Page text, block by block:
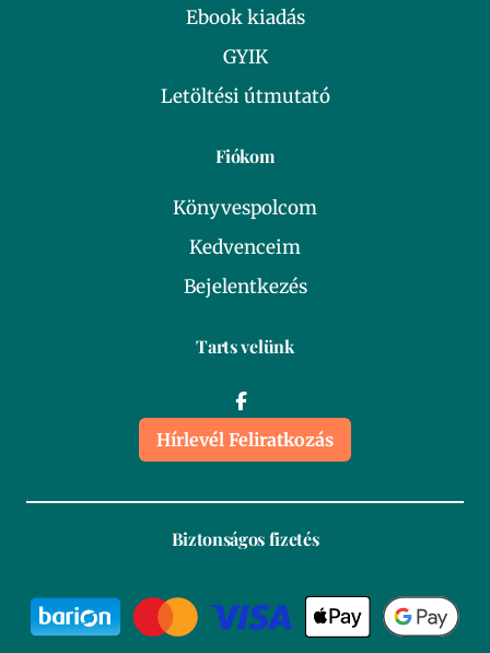
Ebook kiadás
GYIK
Letöltési útmutató
Fiókom
Könyvespolcom
Kedvenceim
Bejelentkezés
Tarts velünk
Hírlevél Feliratkozás
Biztonságos fizetés